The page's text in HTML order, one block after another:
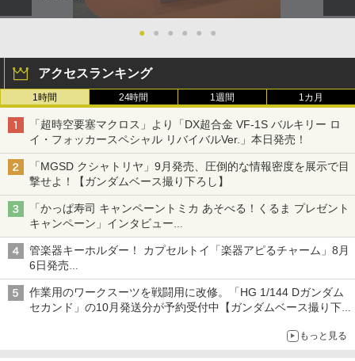
● ● ● ● ● ●
アクセスランキング
1時間 24時間 1週間 1カ月
「超時空要塞マクロス」より「DX超合金 VF-1S バルキリー ロ
イ・フォッカースペシャル リバイバルVer.」本日発売！
「MGSD クシャトリヤ」9月発売、圧倒的な情報密度を展示で目
撃せよ！【ガンダムベース撮り下ろし】
「かっぱ寿司 キャンペーントミカ あそべる！くるま プレゼント
キャンペーン」インタビュー
子どもが楽しめるかっぱ寿司ならではの体験とコラボの楽しさを
追求
管楽器キーホルダー！ カプセルトイ「楽器アピるチャーム」8月
6日発売
チューバ、テナサクなど5種各3色
作業用のワークスーツを戦闘用に改修。「HG 1/144 Dガンダム
セカンド」の10月発送分が予約受付中【ガンダムベース撮り下
もっと見る